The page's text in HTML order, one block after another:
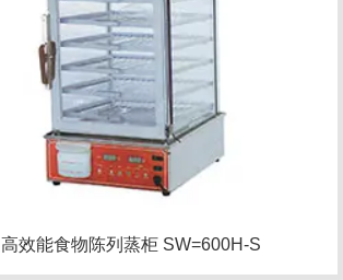
高效能食物陈列蒸柜 SW=600H-S